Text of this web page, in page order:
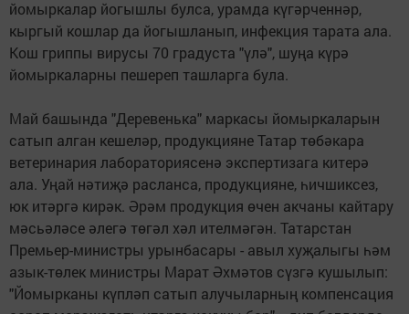
йомыркалар йогышлы булса, урамда күгәрченнәр,
кыргый кошлар да йогышланып, инфекция тарата ала.
Кош гриппы вирусы 70 градуста "үлә", шуңа күрә
йомыркаларны пешереп ташларга була.
Май башында "Деревенька" маркасы йомыркаларын
сатып алган кешеләр, продукцияне Татар төбәкара
ветеринария лабораториясенә экспертизага китерә
ала. Уңай нәтиҗә расланса, продукцияне, һичшиксез,
юк итәргә кирәк. Әрәм продукция өчен акчаны кайтару
мәсьәләсе әлегә төгәл хәл ителмәгән. Татарстан
Премьер-министры урынбасары - авыл хуҗалыгы һәм
азык-төлек министры Марат Әхмәтов сүзгә кушылып:
"Йомырканы күпләп сатып алучыларның компенсация